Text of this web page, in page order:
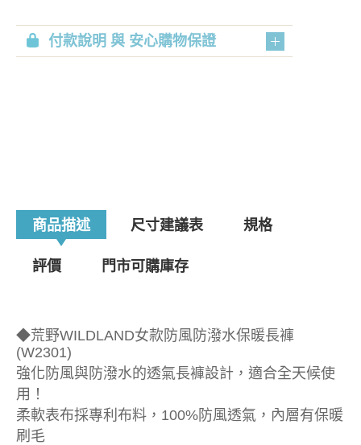
付款說明 與 安心購物保證
商品描述 尺寸建議表 規格
評價 門市可購庫存
◆荒野WILDLAND女款防風防潑水保暖長褲
(W2301)
強化防風與防潑水的透氣長褲設計，適合全天候使
用！
柔軟表布採專利布料，100%防風透氣，內層有保暖
刷毛